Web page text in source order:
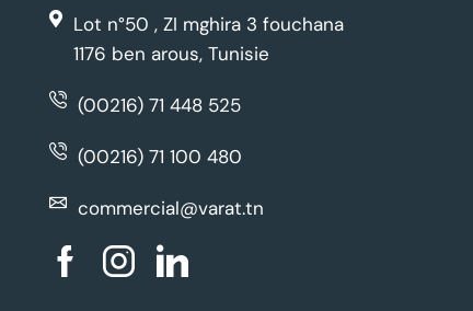
Lot n°50 , ZI mghira 3 fouchana
1176 ben arous, Tunisie
(00216) 71 448 525
(00216) 71 100 480
commercial@varat.tn